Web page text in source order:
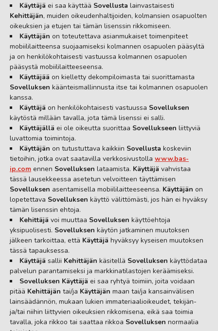
Käyttäjä ei saa käyttää Sovellusta lainvastaisesti
Kehittäjän, muiden oikeudenhaltijoiden, kolmansien osapuolten
oikeuksien ja etujen tai tämän lisenssin rikkomiseen.
Käyttäjän on toteutettava asianmukaiset toimenpiteet
mobiililaitteensa suojaamiseksi kolmannen osapuolen pääsyltä
ja on henkilökohtaisesti vastuussa kolmannen osapuolen
pääsystä mobiililaitteeseensa.
Käyttäjää on kielletty dekompiloimasta tai suorittamasta
Sovelluksen käänteismallinnusta itse tai kolmannen osapuolen
kanssa.
Käyttäjä on henkilökohtaisesti vastuussa Sovelluksen
käytöstä millään tavalla, jota tämä lisenssi ei salli.
Käyttäjällä ei ole oikeutta suorittaa Sovellukseen liittyviä
luvattomia toimintoja.
Käyttäjän on tutustuttava kaikkiin Sovellusta koskeviin
tietoihin, jotka ovat saatavilla verkkosivustolla www.bas-
ip.com ennen Sovelluksen lataamista. Käyttäjä vahvistaa
tässä lausekkeessa asetetun velvoitteen täyttämisen
Sovelluksen asentamisella mobiililaitteeseensa. Käyttäjän on
lopetettava Sovelluksen käyttö välittömästi, jos hän ei hyväksy
tämän lisenssin ehtoja.
Kehittäjä voi muuttaa Sovelluksen käyttöehtoja
yksipuolisesti. Sovelluksen käytön jatkaminen muutoksen
jälkeen tarkoittaa, että Käyttäjä hyväksyy kyseisen muutoksen
tässä tapauksessa.
Käyttäjä sallii Kehittäjän käsitellä Sovelluksen käyttödataa
palvelun parantamiseksi ja markkinatilastojen keräämiseksi.
Sovelluksen Käyttäjä ei saa ryhtyä toimiin, joita voidaan
pitää Kehittäjän tai/ja Käyttäjän maan tai/ja kansainvälisen
lainsäädännön, mukaan lukien immateriaalioikeudet, tekijän-
ja/tai niihin liittyvien oikeuksien rikkomisena, eikä saa toimia
tavalla, joka rikkoo tai saattaa rikkoa Sovelluksen normaalia